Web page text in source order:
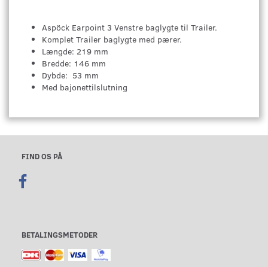
Aspöck Earpoint 3 Venstre baglygte til Trailer.
Komplet Trailer baglygte med pærer.
Længde: 219 mm
Bredde: 146 mm
Dybde: 53 mm
Med bajonettilslutning
FIND OS PÅ
BETALINGSMETODER